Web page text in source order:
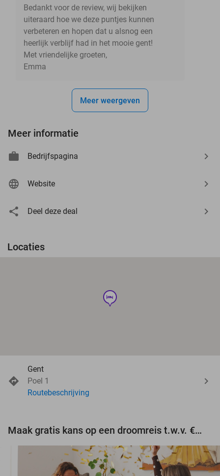
Bedankt voor de review, wij bekijken
uiteraard hoe we deze puntjes kunnen
verbeteren en hopen dat u alsnog een
heerlijk verblijf had in het mooie gent!
Met vriendelijke groeten,
Emma
Meer weergeven
Meer informatie
Bedrijfspagina
Website
Deel deze deal
Locaties
hotel
Gent
Poel 1
Routebeschrijving
Maak gratis kans op een droomreis t.w.v. €3.000!